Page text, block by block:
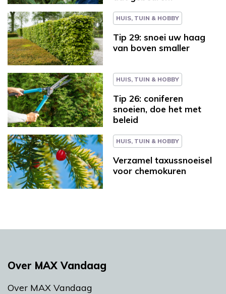
HUIS, TUIN & HOBBY
Tip 29: snoei uw haag
van boven smaller
HUIS, TUIN & HOBBY
Tip 26: coniferen
snoeien, doe het met
beleid
HUIS, TUIN & HOBBY
Verzamel taxussnoeisel
voor chemokuren
Over MAX Vandaag
Over MAX Vandaag